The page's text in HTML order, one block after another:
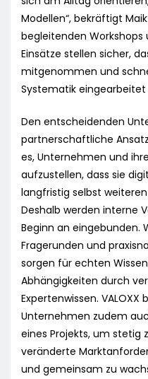
Modellen“, bekräftigt
begleitenden
Einsätze stellen sicher,
mitgenommen und
Systematik eingearbeitet
Den entscheidenden
partnerschaftliche Ansatz
es, Unternehmen und
aufzustellen, dass sie
langfristig selbst
Deshalb werden interne
Beginn an eingebunden.
Fragerunden und
sorgen für echten
Abhängigkeiten durch
Expertenwissen. VALOXX
Unternehmen zudem
eines Projekts, um stetig
veränderte
und gemeinsam zu